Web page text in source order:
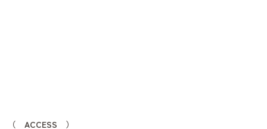
（ ACCESS ）